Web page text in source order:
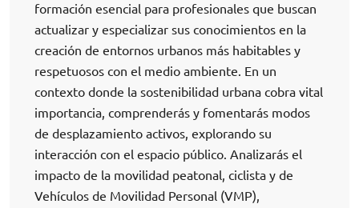
formación esencial para profesionales que buscan
actualizar y especializar sus conocimientos en la
creación de entornos urbanos más habitables y
respetuosos con el medio ambiente. En un
contexto donde la sostenibilidad urbana cobra vital
importancia, comprenderás y fomentarás modos
de desplazamiento activos, explorando su
interacción con el espacio público. Analizarás el
impacto de la movilidad peatonal, ciclista y de
Vehículos de Movilidad Personal (VMP),